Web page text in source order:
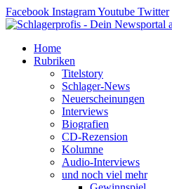
Zum
Inhalt
Facebook InstagramYoutube Twitter
Home
Rubriken
Titelstory
Schlager-News
Neuerscheinungen
Interviews
Biografien
CD-Rezension
Kolumne
Audio-Interviews
und noch viel mehr